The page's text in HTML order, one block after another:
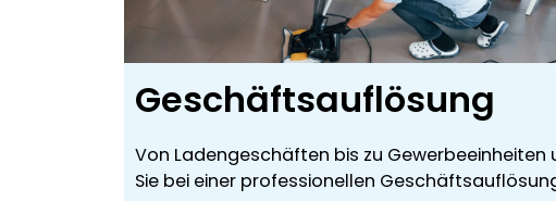
Geschäftsauflösung
Von Ladengeschäften bis zu Gewerbeeinheiten
Sie bei einer professionellen